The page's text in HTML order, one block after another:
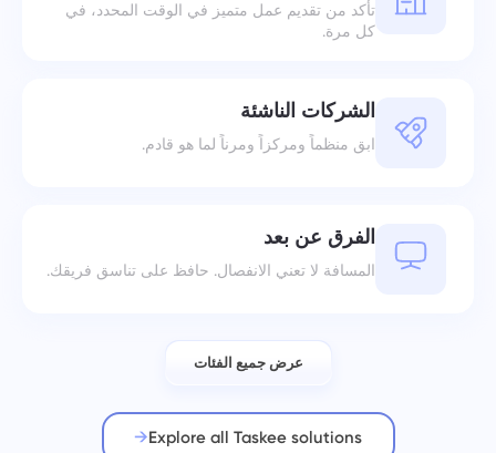
تأكد من تقديم عمل متميز في الوقت المحدد، في
كل مرة.
الشركات الناشئة
ابق منظماً ومركزاً ومرناً لما هو قادم.
الفرق عن بعد
المسافة لا تعني الانفصال. حافظ على تناسق فريقك.
عرض جميع الفئات
Explore all Taskee solutions